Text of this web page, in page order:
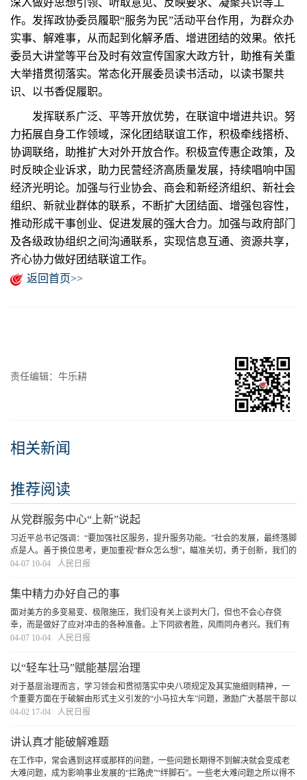
深入做好思想引领、听取意见、反映要求、凝聚共识等工
作。发挥政协委员履职“服务为民”活动平台作用，为群众办
实事、解难事，从而起到化解矛盾、增进团结的效果。依托
委员大讲堂等平台及时有效宣传国家大政方针，助推有关重
大举措贯彻落实。常态化开展委员读书活动，以读书聚共
识、以书香促履职。
发挥联系广泛、平等开放优势，在联谊中增进共识。努
力拓展自身工作领域，深化团结联谊工作，积极牵线搭桥、
协调联络，助推扩大对外开放合作。积极宣传惠企政策，及
时反映企业诉求，助力民营经济高质量发展，持续唱响中国
经济光明论。加强与行业协会、商会和新经济组织、新社会
组织、新就业群体的联系，不断扩大团结面、增强包容性，
推动形成干事创业、促进发展的强大合力。加强与政府部门
及各级政协组织之间沟通联系，实现信息互通、资源共享，
齐心协力做好团结联谊工作。
返回首页>>
责任编辑：牛乐耕
相关新闻
推荐阅读
从党群服务中心“上新”说起
习近平总书记强调：“要加强社区服务，提升服务功能。”社会的发展，最终落脚
点是人。善于换位思考，更加重视“群众怎么想”，瞄准关切，勇于创新，我们的
治理必将更有成效，也将更有力地托举每个人的幸福。
04-07 10-04 人民日报
集中精力办好自己的事
面对美方的多变易变、极限施压，我们没有关上谈判大门，但也不会心存侥
幸，而是做好了应对冲击的各种准备。上下同欲者胜，风雨同舟者兴。我们有
党中央的坚强领导，有集中力量办大事的制度优势，一定能够化危为机、行稳
04-07 10-04 人民日报
以“轻车壮马”赋能基层治理
对于基层治理而言，学习领会和贯彻落实中央八项规定及其实施细则精神，一
个重要方面在于破解由形式主义引发的“小马拉大车”问题，激励广大基层干部以
“轻车壮马”干事创业、担当作为。
04-02 17-04 人民日报
讲认真才能破解难题
在工作中，常会遇到这样或那样的问题，一些问题长期得不到解决就会变成老
大难问题，成为影响事业发展的“拦路虎”“绊脚石”。一些老大难问题之所以得不